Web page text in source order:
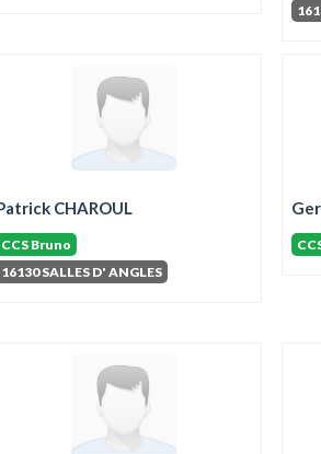
CHAROUL
CCS Bruno
16130 SALLES D' ANGLES